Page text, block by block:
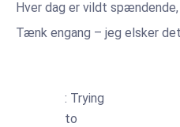
Hver dag er vildt
Tænk engang – jeg elsker
: Trying
to